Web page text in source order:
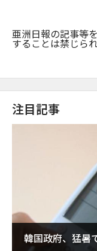
亜洲日報の記事等
することは禁じら
注目記事
韓国政府、猛暑